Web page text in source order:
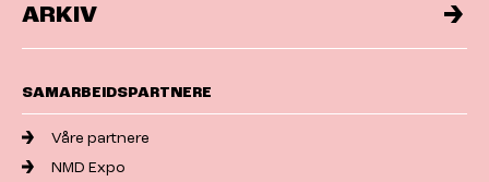
ARKIV
SAMARBEIDSPARTNERE
Våre partnere
NMD Expo